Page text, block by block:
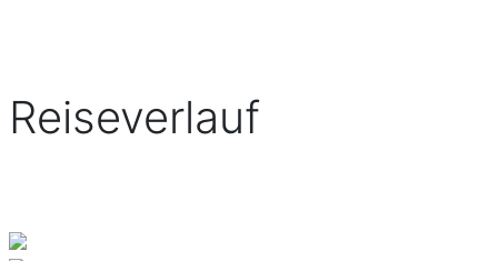
Reiseverlauf